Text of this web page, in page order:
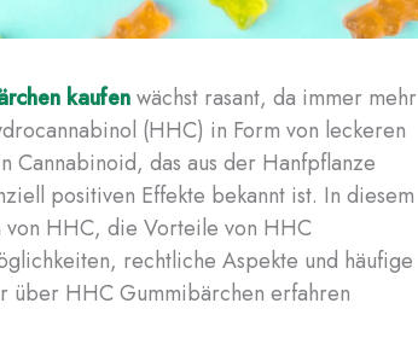
kaufenwächst rasant, da immer mehr
(HHC) in Form von leckeren
Cannabinoid, das aus der Hanfpflanze
positiven Effekte bekannt ist. In diesem
HHC, die Vorteile von HHC
rechtliche Aspekte und häufige
über HHC Gummibärchen erfahren